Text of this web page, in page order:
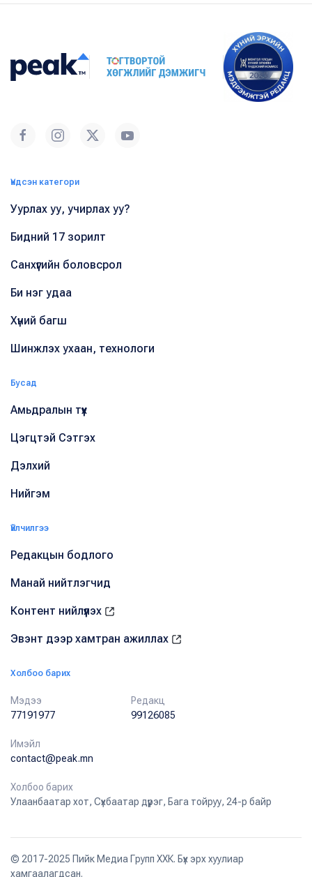
Үндсэн категори
Уурлах уу, учирлах уу?
Бидний 17 зорилт
Санхүүгийн боловсрол
Би нэг удаа
Хүний багш
Шинжлэх ухаан, технологи
Бусад
Амьдралын түүх
Цэгцтэй Сэтгэх
Дэлхий
Нийгэм
Үйлчилгээ
Редакцын бодлого
Манай нийтлэгчид
Контент нийлүүлэх
Эвэнт дээр хамтран ажиллах
Холбоо барих
Мэдээ
77191977
Редакц
99126085
Имэйл
contact@peak.mn
Холбоо барих
Улаанбаатар хот, Сүхбаатар дүүрэг, Бага тойруу, 24-р байр
© 2017-2025 Пийк Медиа Групп ХХК. Бүх эрх хуулиар
хамгаалагдсан.